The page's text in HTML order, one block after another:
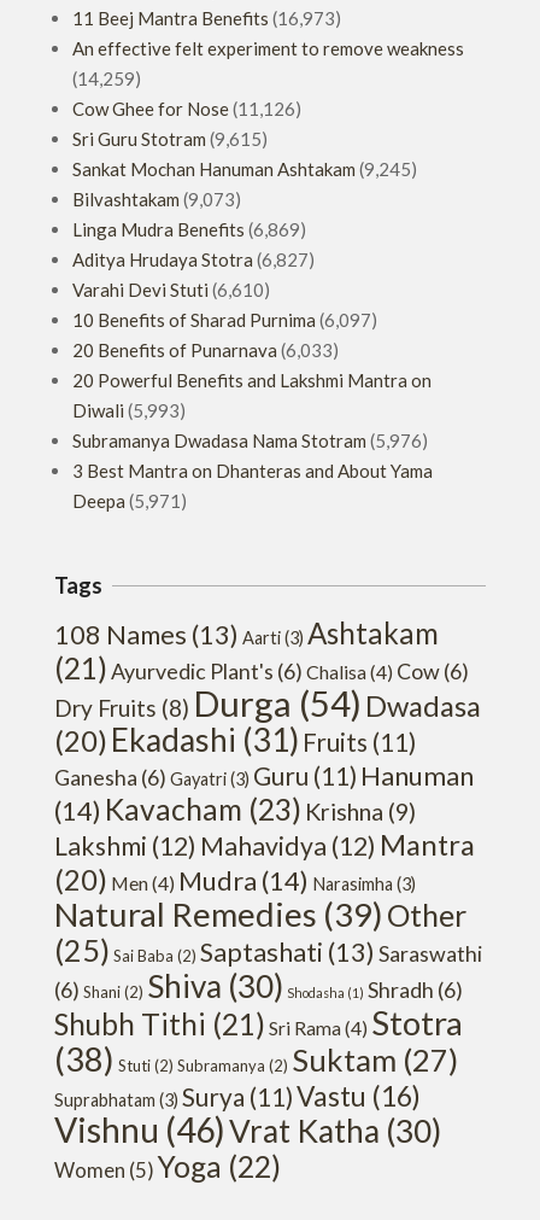
11 Beej Mantra Benefits (16,973)
An effective felt experiment to remove weakness
(14,259)
Cow Ghee for Nose(11,126)
Sri Guru Stotram (9,615)
Sankat Mochan Hanuman Ashtakam (9,245)
Bilvashtakam (9,073)
Linga Mudra Benefits (6,869)
Aditya Hrudaya Stotra (6,827)
Varahi Devi Stuti (6,610)
10 Benefits of Sharad Purnima (6,097)
20 Benefits of Punarnava (6,033)
20 Powerful Benefits and Lakshmi Mantra on
Diwali (5,993)
Subramanya Dwadasa Nama Stotram (5,976)
3 Best Mantra on Dhanteras and About Yama
Deepa (5,971)
Tags
108 Names (13) Aarti(3) Ashtakam
(21)Ayurvedic Plant's (6) Chalisa(4) Cow(6)
Dry Fruits (8) Durga (54) Dwadasa
(20) Ekadashi (31) Fruits (11)
Ganesha (6) Gayatri(3) Guru (11) Hanuman
(14) Kavacham (23) Krishna (9)
Lakshmi (12) Mahavidya (12) Mantra
(20) Men(4) Mudra (14) Narasimha (3)
Natural Remedies (39) Other
(25) Sai Baba (2) Saptashati (13) Saraswathi
(6) Shani(2) Shiva (30) Shodasha (1) Shradh (6)
Shubh Tithi (21) Sri Rama(4) Stotra
(38) Stuti(2) Subramanya (2) Suktam (27)
Suprabhatam (3) Surya (11)Vastu (16)
Vishnu (46)Vrat Katha (30)
Women (5)Yoga (22)